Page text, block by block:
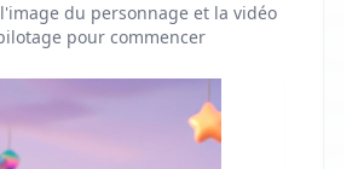
du personnage et la vidéo
pour commencer